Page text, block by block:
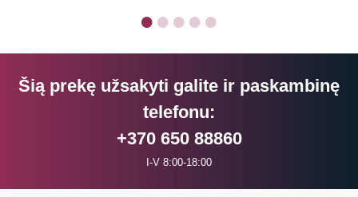
Šią prekę užsakyti galite ir paskambinę
telefonu:
+370 650 88860
I-V 8:00-18:00